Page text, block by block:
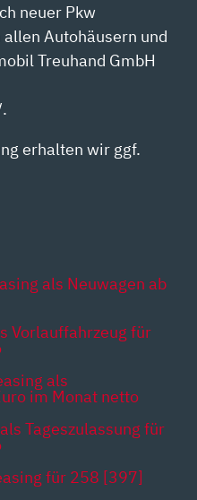
neuer Pkw
Autohäusern und
Treuhand GmbH
erhalten wir ggf.
als Neuwagen ab
Vorlauffahrzeug für
als
im Monat netto
Tageszulassung für
für 258 [397]